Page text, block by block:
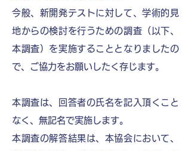
今般、新開発テストに対して、学術的見
地からの検討を行うための調査（以下、
本調査）を実施することとなりましたの
で、ご協力をお願いしたく存じます。
本調査は、回答者の氏名を記入頂くこと
なく、無記名で実施します。
本調査の解答結果は、本協会において、